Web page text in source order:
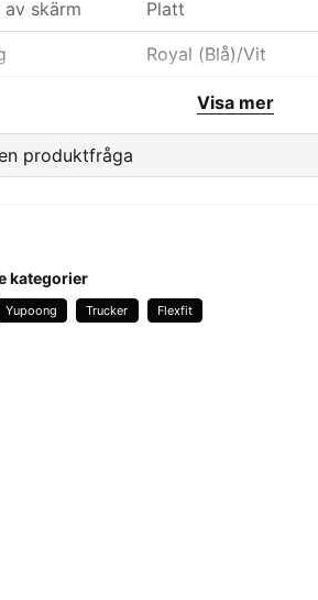
av skärm Platt
Royal (Blå)/Vit
47% Cotton, 25%
Visa mer
produktfråga
kategorier
Yupoong Trucker Flexfit